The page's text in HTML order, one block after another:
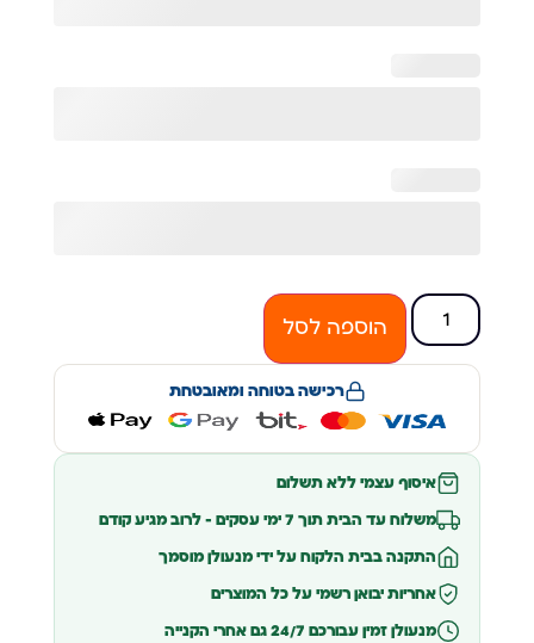
הוספה לסל
רכישה בטוחה ומאובטחת
איסוף עצמי ללא תשלום
משלוח עד הבית תוך 7 ימי עסקים – לרוב מגיע קודם
התקנה בבית הלקוח על ידי מנעולן מוסמך
אחריות יבואן רשמי על כל המוצרים
מנעולן זמין עבורכם 24/7 גם אחרי הקנייה